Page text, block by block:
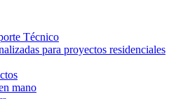
Técnico
para proyectos residenciales
mano